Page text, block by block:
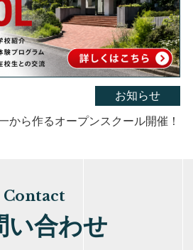
お知らせ
から作るオープンスクール開催！
Contact
い合わせ